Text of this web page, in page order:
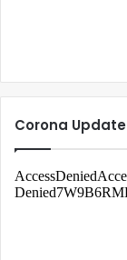
Corona Update